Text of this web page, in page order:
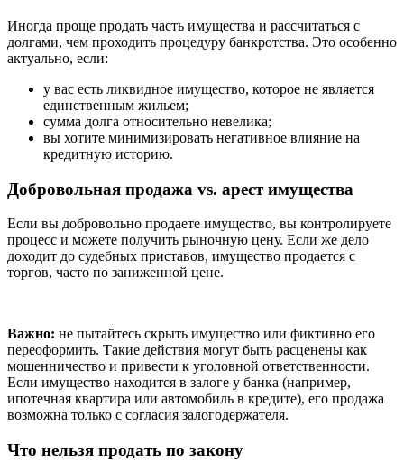
Иногда проще продать часть имущества и рассчитаться с
долгами, чем проходить процедуру банкротства. Это особенно
актуально, если:
у вас есть ликвидное имущество, которое не является
единственным жильем;
сумма долга относительно невелика;
вы хотите минимизировать негативное влияние на
кредитную историю.
Добровольная продажа vs. арест имущества
Если вы добровольно продаете имущество, вы контролируете
процесс и можете получить рыночную цену. Если же дело
доходит до судебных приставов, имущество продается с
торгов, часто по заниженной цене.
Важно: не пытайтесь скрыть имущество или фиктивно его
переоформить. Такие действия могут быть расценены как
мошенничество и привести к уголовной ответственности.
Если имущество находится в залоге у банка (например,
ипотечная квартира или автомобиль в кредите), его продажа
возможна только с согласия залогодержателя.
Что нельзя продать по закону